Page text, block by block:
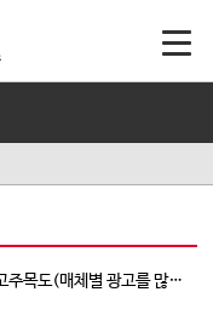
매체접촉률(어제 이용한 매체) vs 광고주목도(매체별 광고를 많이 보는/듣는 정도)